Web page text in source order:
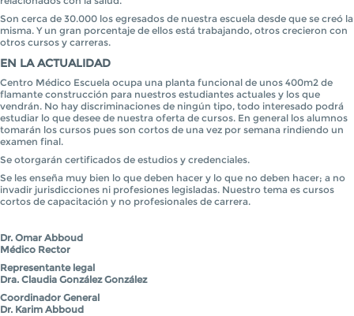
Son cerca de 30.000 los egresados de nuestra escuela desde que se creó la
misma. Y un gran porcentaje de ellos está trabajando, otros crecieron con
otros cursos y carreras.
EN LA ACTUALIDAD
Centro Médico Escuela ocupa una planta funcional de unos 400m2 de
flamante construcción para nuestros estudiantes actuales y los que
vendrán. No hay discriminaciones de ningún tipo, todo interesado podrá
estudiar lo que desee de nuestra oferta de cursos. En general los alumnos
tomarán los cursos pues son cortos de una vez por semana rindiendo un
examen final.
Se otorgarán certificados de estudios y credenciales.
Se les enseña muy bien lo que deben hacer y lo que no deben hacer; a no
invadir jurisdicciones ni profesiones legisladas. Nuestro tema es cursos
cortos de capacitación y no profesionales de carrera.
Dr. Omar Abboud
Médico Rector
Representante legal
Dra. Claudia González González
Coordinador General
Dr. Karim Abboud